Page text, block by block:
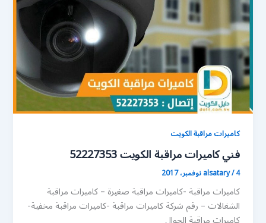
كاميرات مراقبة الكويت
فني كاميرات مراقبة الكويت 52227353
alsatary/4 نوفمبر، 2017
كاميرات مراقبة -كاميرات مراقبة صغيرة – كاميرات مراقبة
الشغالات – رقم شركة كاميرات مراقبة -كاميرات مراقبة مخفية-